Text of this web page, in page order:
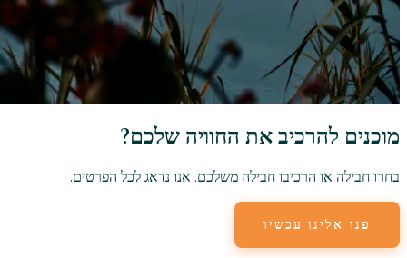
מוכנים להרכיב את החוויה שלכם?
בחרו חבילה או הרכיבו חבילה משלכם. אנו נדאג לכל הפרטים.
פנו אלינו עכשיו